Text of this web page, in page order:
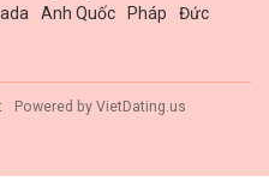
Anh Quốc Pháp
Đức
Powered by VietDating.us